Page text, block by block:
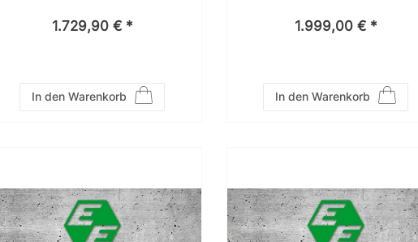
1.729,90 € *
In den Warenkorb
1.999,00 € *
In den Warenkorb